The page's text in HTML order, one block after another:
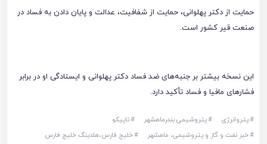
حمایت از دکتر پهلوانی، حمایت از شفافیت، عدالت و پایان دادن به فساد در
صنعت قیر کشور است.
این نسخه بیشتر بر جنبه‌های ضد فساد دکتر پهلوانی و ایستادگی او در برابر
فشارهای مافیا و فساد تأکید دارد.
#پتروانرژی #پتروشیمی بندرماهشهر #تاپیکو
#خبر نفت و گاز و پتروشیمی، ماهشهر #خلیج فارس،هلدینگ خلیج فارس